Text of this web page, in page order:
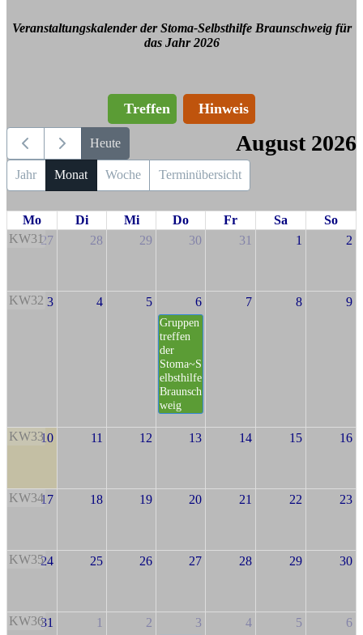
Veranstaltungskalender der Stoma-Selbsthilfe Braunschweig für
das Jahr 2026
Treffen Hinweis
Heute August 2026
Jahr Monat Woche Terminübersicht
Mo Di Mi Do Fr Sa
So
KW3127 28 29 30 31 1 2
KW32 3 4 5 6
Gruppen
treffen
der
Stoma~S
elbsthilfe
Braunsch
weig
7 8 9
KW3310 11 12 13 14 15 16
KW3417 18 19 20 21 22 23
KW3524 25 26 27 28 29 30
KW3631 1 2 3 4 5 6